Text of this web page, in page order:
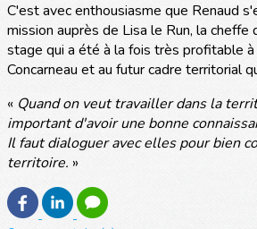
C'est avec enthousiasme que Renaud
mission auprès de Lisa le Run, la cheffe
stage qui a été à la fois très profitable à
Concarneau et au futur cadre territorial
« Quand on veut travailler dans la
important d'avoir une bonne
Il faut dialoguer avec elles pour bien
territoire. »